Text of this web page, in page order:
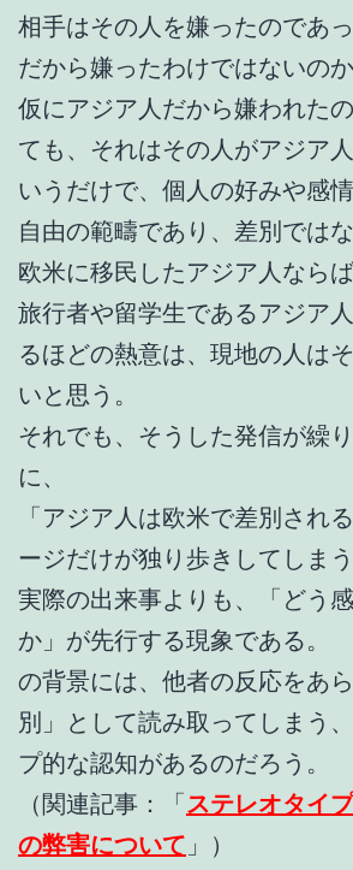
相手はその人を嫌ったのであ
だから嫌ったわけではないのか
仮にアジア人だから嫌われた
ても、それはその人がアジア
いうだけで、個人の好みや感
自由の範疇であり、差別ではな
欧米に移民したアジア人ならば
旅行者や留学生であるアジア
るほどの熱意は、現地の人は
いと思う。
それでも、そうした発信が繰
に、
「アジア人は欧米で差別され
ージだけが独り歩きしてしまう
実際の出来事よりも、「どう
か」が先行する現象である。
の背景には、他者の反応をあ
別」として読み取ってしまう
プ的な認知があるのだろう。
（関連記事：「ステレオタイ
の弊害について 」）